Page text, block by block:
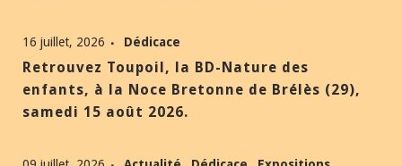
16 juillet, 2026 Dédicace
Retrouvez Toupoil, la BD-Nature des
enfants, à la Noce Bretonne de Brélès (29),
samedi 15 août 2026.